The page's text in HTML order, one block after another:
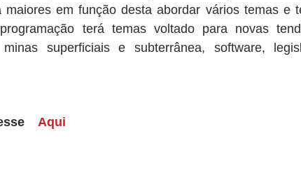
em função desta abordar vários temas e
terá temas voltado para novas
superficiais e subterrânea, software,
Aqui